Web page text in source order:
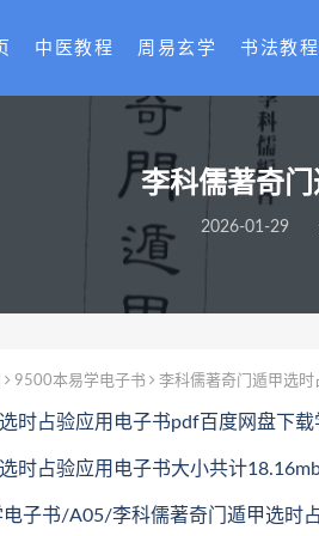
中医教程 周易玄学 书法教程
李科儒著奇
2026-01-29
9500本易学电子书 李科儒著奇门遁甲选
时占验应用电子书pdf百度网盘下载
时占验应用电子书大小共计
子书/A05/李科儒著奇门遁甲选时